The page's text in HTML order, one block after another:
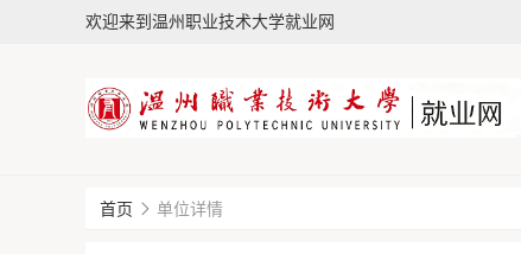
欢迎来到温州职业技术大学就业网
首页 单位详情